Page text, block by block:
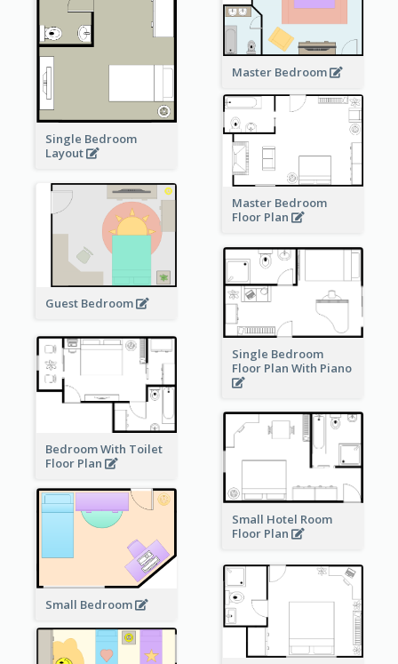
Single Bedroom
Layout
Master Bedroom
Master Bedroom
Floor Plan
Guest Bedroom
Single Bedroom
Floor Plan With Piano
Bedroom With Toilet
Floor Plan
Small Hotel Room
Floor Plan
Small Bedroom